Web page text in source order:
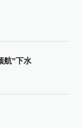
航”下水